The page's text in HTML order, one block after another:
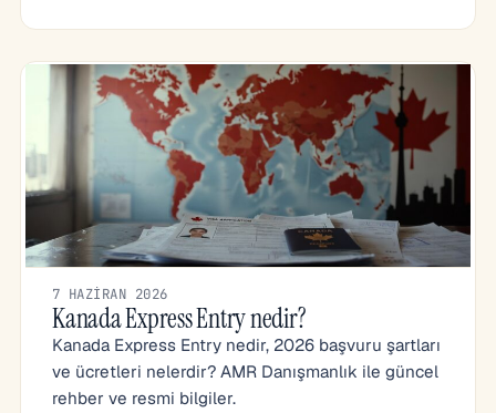
7 HAZIRAN 2026
Kanada Express Entry nedir?
Kanada Express Entry nedir, 2026 başvuru şartları
ve ücretleri nelerdir? AMR Danışmanlık ile güncel
rehber ve resmi bilgiler.